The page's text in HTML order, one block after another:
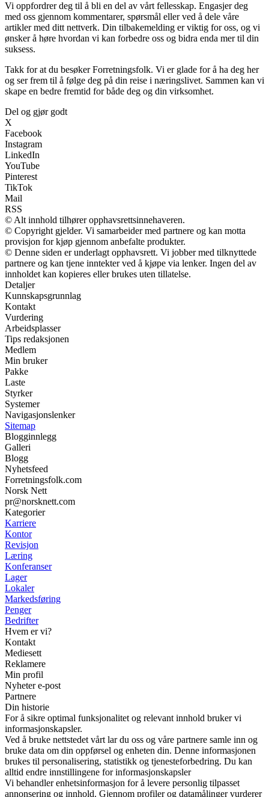
Vi oppfordrer deg til å bli en del av vårt fellesskap. Engasjer deg
med oss gjennom kommentarer, spørsmål eller ved å dele våre
artikler med ditt nettverk. Din tilbakemelding er viktig for oss, og vi
ønsker å høre hvordan vi kan forbedre oss og bidra enda mer til din
suksess.
Takk for at du besøker Forretningsfolk. Vi er glade for å ha deg her
og ser frem til å følge deg på din reise i næringslivet. Sammen kan vi
skape en bedre fremtid for både deg og din virksomhet.
Del og gjør godt
X
Facebook
Instagram
LinkedIn
YouTube
Pinterest
TikTok
Mail
RSS
© Alt innhold tilhører opphavsrettsinnehaveren.
© Copyright gjelder. Vi samarbeider med partnere og kan motta
provisjon for kjøp gjennom anbefalte produkter.
© Denne siden er underlagt opphavsrett. Vi jobber med tilknyttede
partnere og kan tjene inntekter ved å kjøpe via lenker. Ingen del av
innholdet kan kopieres eller brukes uten tillatelse.
Detaljer
Kunnskapsgrunnlag
Kontakt
Vurdering
Arbeidsplasser
Tips redaksjonen
Medlem
Min bruker
Pakke
Laste
Styrker
Systemer
Navigasjonslenker
Sitemap
Blogginnlegg
Galleri
Blogg
Nyhetsfeed
Forretningsfolk.com
Norsk Nett
pr@norsknett.com
Kategorier
Karriere
Kontor
Revisjon
Læring
Konferanser
Lager
Lokaler
Markedsføring
Penger
Bedrifter
Hvem er vi?
Kontakt
Mediesett
Reklamere
Min profil
Nyheter e-post
Partnere
Din historie
For å sikre optimal funksjonalitet og relevant innhold bruker vi
informasjonskapsler.
Ved å bruke nettstedet vårt lar du oss og våre partnere samle inn og
bruke data om din oppførsel og enheten din. Denne informasjonen
brukes til personalisering, statistikk og tjenesteforbedring. Du kan
alltid endre innstillingene for informasjonskapsler
Vi behandler enhetsinformasjon for å levere personlig tilpasset
annonsering og innhold. Gjennom profiler og datamålinger vurderer